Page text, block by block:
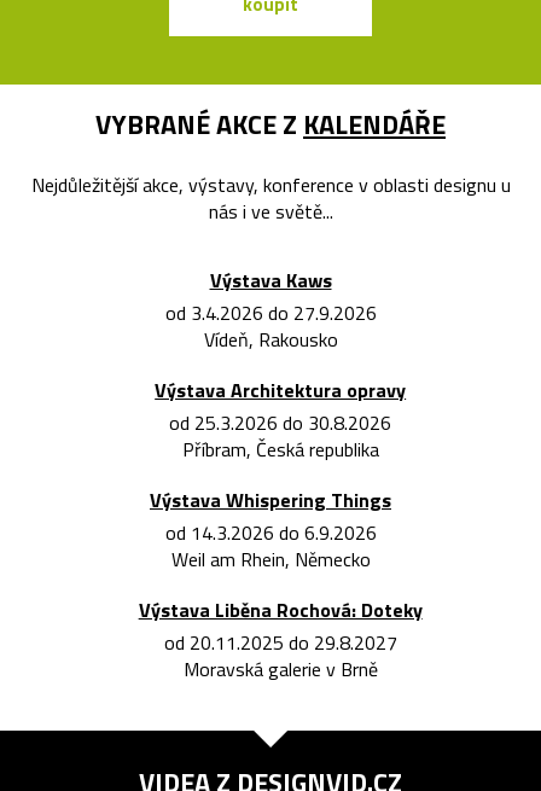
VYBRANÉ AKCE Z KALENDÁŘE
Nejdůležitější akce, výstavy, konference v oblasti designu u
nás i ve světě...
Výstava Kaws
od 3.4.2026 do 27.9.2026
Vídeň, Rakousko
Výstava Architektura opravy
od 25.3.2026 do 30.8.2026
Příbram, Česká republika
Výstava Whispering Things
od 14.3.2026 do 6.9.2026
Weil am Rhein, Německo
Výstava Liběna Rochová: Doteky
od 20.11.2025 do 29.8.2027
Moravská galerie v Brně
VIDEA Z DESIGNVID.CZ